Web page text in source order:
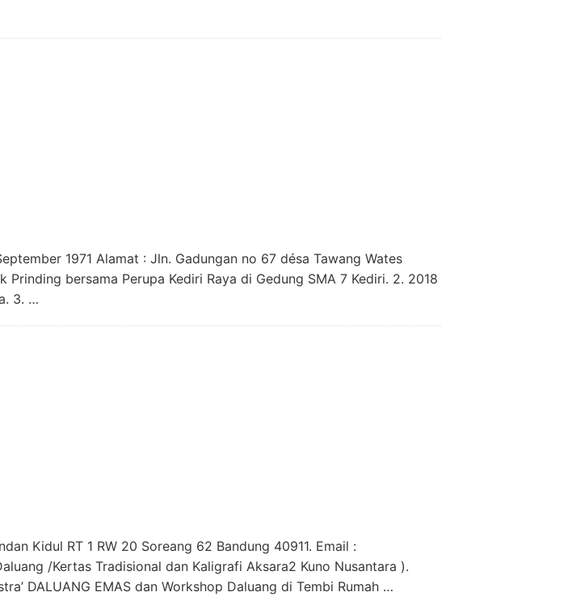
1971 Alamat : Jln. Gadungan no 67 désa Tawang Wates
Prinding bersama Perupa Kediri Raya di Gedung SMA 7 Kediri. 2. 2018
3. …
Kidul RT 1 RW 20 Soreang 62 Bandung 40911. Email :
/Kertas Tradisional dan Kaligrafi Aksara2 Kuno Nusantara ).
DALUANG EMAS dan Workshop Daluang di Tembi Rumah …